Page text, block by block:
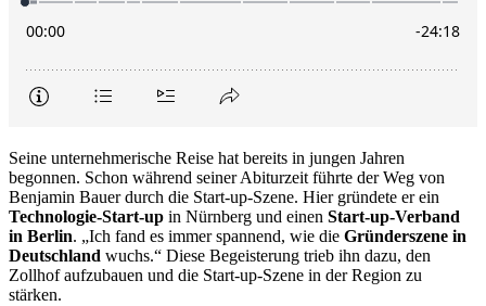
Seine unternehmerische Reise hat bereits in jungen Jahren
begonnen. Schon während seiner Abiturzeit führte der Weg von
Benjamin Bauer durch die Start-up-Szene. Hier gründete er ein
Technologie-Start-up in Nürnberg und einen Start-up-Verband
in Berlin. „Ich fand es immer spannend, wie die Gründerszene in
Deutschland wuchs.“ Diese Begeisterung trieb ihn dazu, den
Zollhof aufzubauen und die Start-up-Szene in der Region zu
stärken.